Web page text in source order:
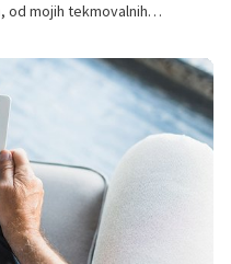
od mojih tekmovalnih